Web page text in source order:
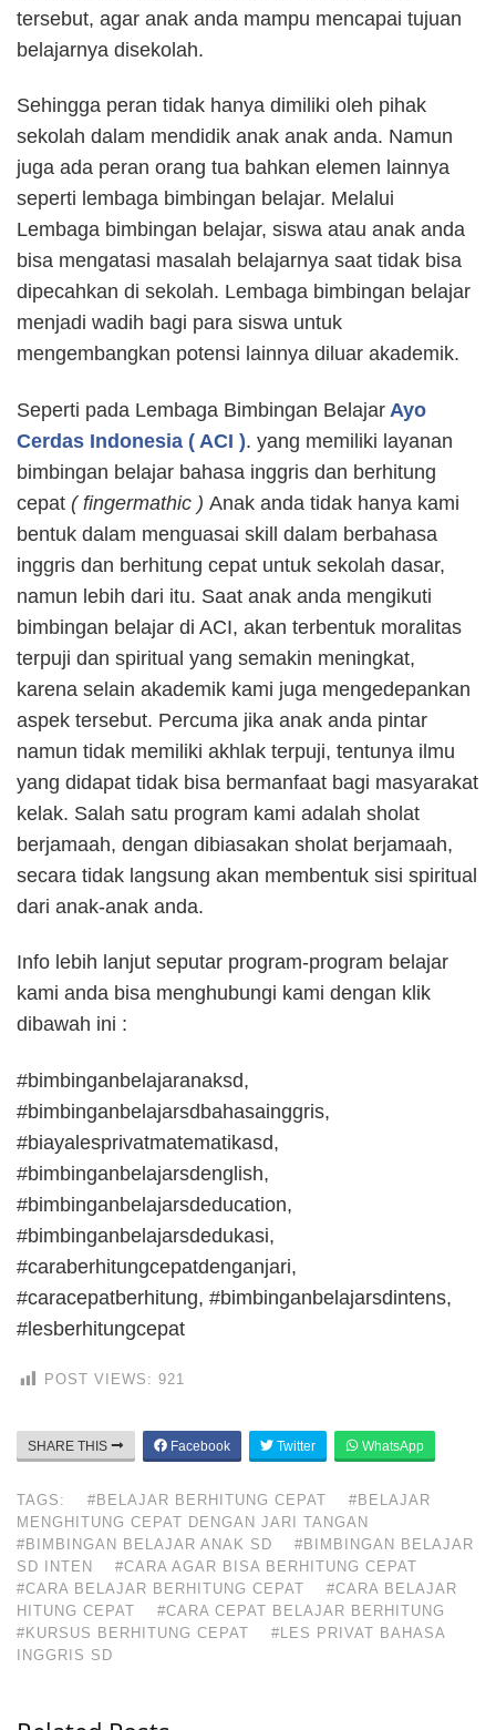
tersebut, agar anak anda mampu mencapai tujuan
belajarnya disekolah.
Sehingga peran tidak hanya dimiliki oleh pihak
sekolah dalam mendidik anak anak anda. Namun
juga ada peran orang tua bahkan elemen lainnya
seperti lembaga bimbingan belajar. Melalui
Lembaga bimbingan belajar, siswa atau anak anda
bisa mengatasi masalah belajarnya saat tidak bisa
dipecahkan di sekolah. Lembaga bimbingan belajar
menjadi wadih bagi para siswa untuk
mengembangkan potensi lainnya diluar akademik.
Seperti pada Lembaga Bimbingan Belajar Ayo
Cerdas Indonesia ( ACI ). yang memiliki layanan
bimbingan belajar bahasa inggris dan berhitung
cepat ( fingermathic ) Anak anda tidak hanya kami
bentuk dalam menguasai skill dalam berbahasa
inggris dan berhitung cepat untuk sekolah dasar,
namun lebih dari itu. Saat anak anda mengikuti
bimbingan belajar di ACI, akan terbentuk moralitas
terpuji dan spiritual yang semakin meningkat,
karena selain akademik kami juga mengedepankan
aspek tersebut. Percuma jika anak anda pintar
namun tidak memiliki akhlak terpuji, tentunya ilmu
yang didapat tidak bisa bermanfaat bagi masyarakat
kelak. Salah satu program kami adalah sholat
berjamaah, dengan dibiasakan sholat berjamaah,
secara tidak langsung akan membentuk sisi spiritual
dari anak-anak anda.
Info lebih lanjut seputar program-program belajar
kami anda bisa menghubungi kami dengan klik
dibawah ini :
#bimbinganbelajaranaksd,
#bimbinganbelajarsdbahasainggris,
#biayalesprivatmatematikasd,
#bimbinganbelajarsdenglish,
#bimbinganbelajarsdeducation,
#bimbinganbelajarsdedukasi,
#caraberhitungcepatdenganjari,
#caracepatberhitung, #bimbinganbelajarsdintens,
#lesberhitungcepat
POST VIEWS: 921
SHARE THIS Facebook Twitter WhatsApp
TAGS: #BELAJAR BERHITUNG CEPAT
#BELAJAR
MENGHITUNG CEPAT DENGAN JARI TANGAN
#BIMBINGAN BELAJAR ANAK SD
#BIMBINGAN BELAJAR
SD INTEN
#CARA AGAR BISA BERHITUNG CEPAT
#CARA BELAJAR BERHITUNG CEPAT
#CARA BELAJAR
HITUNG CEPAT
#CARA CEPAT BELAJAR BERHITUNG
#KURSUS BERHITUNG CEPAT
#LES PRIVAT BAHASA
INGGRIS SD